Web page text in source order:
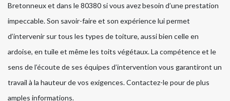
Bretonneux et dans le 80380 si vous avez besoin d’une prestation
impeccable. Son savoir-faire et son expérience lui permet
d’intervenir sur tous les types de toiture, aussi bien celle en
ardoise, en tuile et même les toits végétaux. La compétence et le
sens de l’écoute de ses équipes d’intervention vous garantiront un
travail à la hauteur de vos exigences. Contactez-le pour de plus
amples informations.